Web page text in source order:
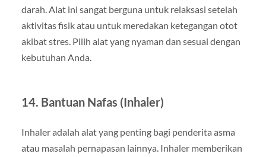
darah. Alat ini sangat berguna untuk relaksasi setelah
aktivitas fisik atau untuk meredakan ketegangan otot
akibat stres. Pilih alat yang nyaman dan sesuai dengan
kebutuhan Anda.
14. Bantuan Nafas (Inhaler)
Inhaler adalah alat yang penting bagi penderita asma
atau masalah pernapasan lainnya. Inhaler memberikan